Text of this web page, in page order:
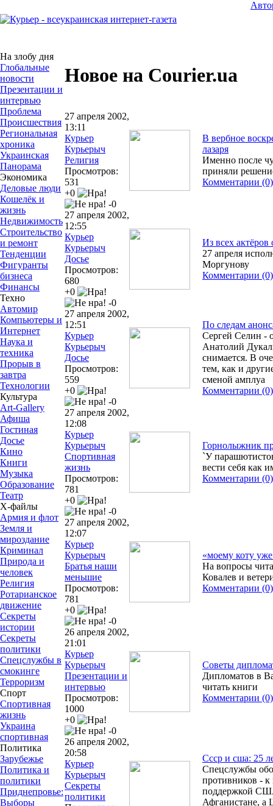
На злобу дня
Глобальные
новости
Презентации и
интервью
Проблема
Происшествия
Региональная
хроника
Украинская
Панорама
Экономика
Деловые люди
Кошелёк и
жизнь
Недвижимость
Строительство
и ремонт
Тенденции
Фигуранты
бизнеса
Финансы
Техно
Автомир
Компьютеры и
Интернет
Наука и
техника
Прорыв в
завтра
Технологии
Культура
Art-Gallery
Афиша
Гостиная
Досье
Кино
Книги
Музыка
Образование
Театр
Х-файлы
Армия и флот
Земля и
мироздание
Криминал
Природа и
человек
Религия
Ротарианское
движение
Секреты
истории
Секреты
политики
Спецслужбы в
смокинге
Терроризм
Спорт
Спортивная
жизнь
Украина
спортивная
Политика
Зарубежье
Политика и
политики
Приднепровье:
Выборы
Новое на Courier.ua
27 апреля 2002,
13:11
Курьер
Курьерыч
Религия
Просмотров:
531
+0
-0
В вербное
лазаря
Именно после
приняли
Комментарии (0)
27 апреля 2002,
12:55
Курьер
Курьерыч
Досье
Просмотров:
680
+0
-0
Из всех
27 апреля
Моргунову
Комментарии (0)
27 апреля 2002,
12:51
Курьер
Курьерыч
Досье
Просмотров:
559
+0
-0
По следам
Сергей Селин -
Анатолий
снимается. В
тем, как и
сменой амплуа
Комментарии (0)
27 апреля 2002,
12:08
Курьер
Курьерыч
Спортивная
жизнь
Просмотров:
781
+0
-0
Горнолыжник
`У
вести себя как
Комментарии (0)
27 апреля 2002,
12:07
Курьер
Курьерыч
Братья наши
меньшие
Просмотров:
781
+0
-0
«моему коту
На вопросы
Ковалев и
Комментарии (0)
26 апреля 2002,
21:01
Курьер
Курьерыч
Презентации и
интервью
Просмотров:
1000
+0
-0
Советы
Дипломатов в
читать книги
Комментарии (0)
26 апреля 2002,
20:58
Курьер
Курьерыч
Секреты
политики
Cccр и сша: 25
Спецслужбы
противников - к
поддержкой
Афганистане, а